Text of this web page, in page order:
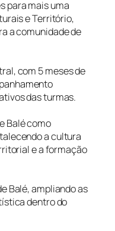
para mais uma
e Território,
a comunidade de
com 5 meses de
das turmas.
Balé como
a cultura
e a formação
Balé, ampliando as
dentro do